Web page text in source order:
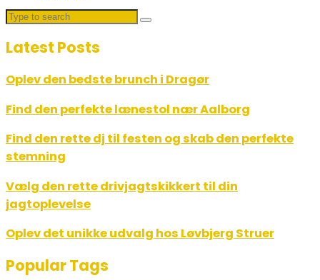
Latest Posts
Oplev den bedste brunch i Dragør
Find den perfekte lænestol nær Aalborg
Find den rette dj til festen og skab den perfekte
stemning
Vælg den rette drivjagtskikkert til din
jagtoplevelse
Oplev det unikke udvalg hos Løvbjerg Struer
Popular Tags